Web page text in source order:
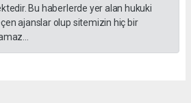
Bu haberlerde yer alan hukuki
ajanslar olup sitemizin hiç bir